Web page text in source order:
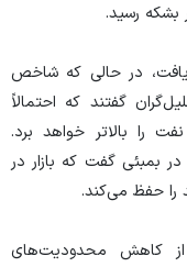
درصد افزایش یافت، در حالی که شاخص
تحلیل‌گران گفتند که احتمالاً
را بالاتر خواهد برد.
در بمبئی گفت که بازار در
را حفظ می‌کند.
کاهش محدودیت‌های